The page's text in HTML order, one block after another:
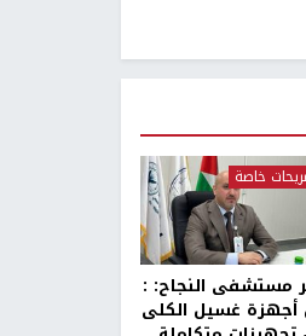
خاصة
مستشفى النجاح: :
أجهزة غسيل الكلى